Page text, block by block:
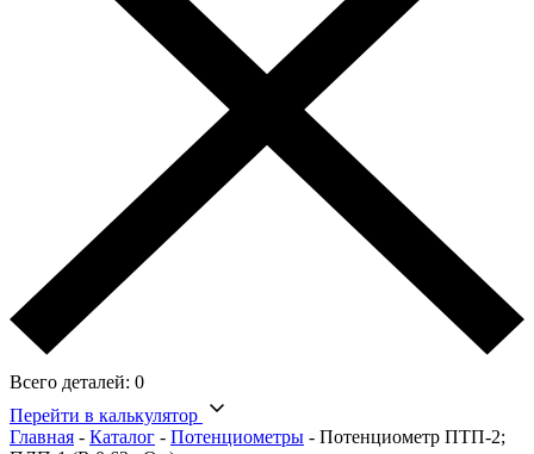
Всего деталей: 0
Перейти в калькулятор
Главная - Каталог - Потенциометры - Потенциометр ПТП-2;